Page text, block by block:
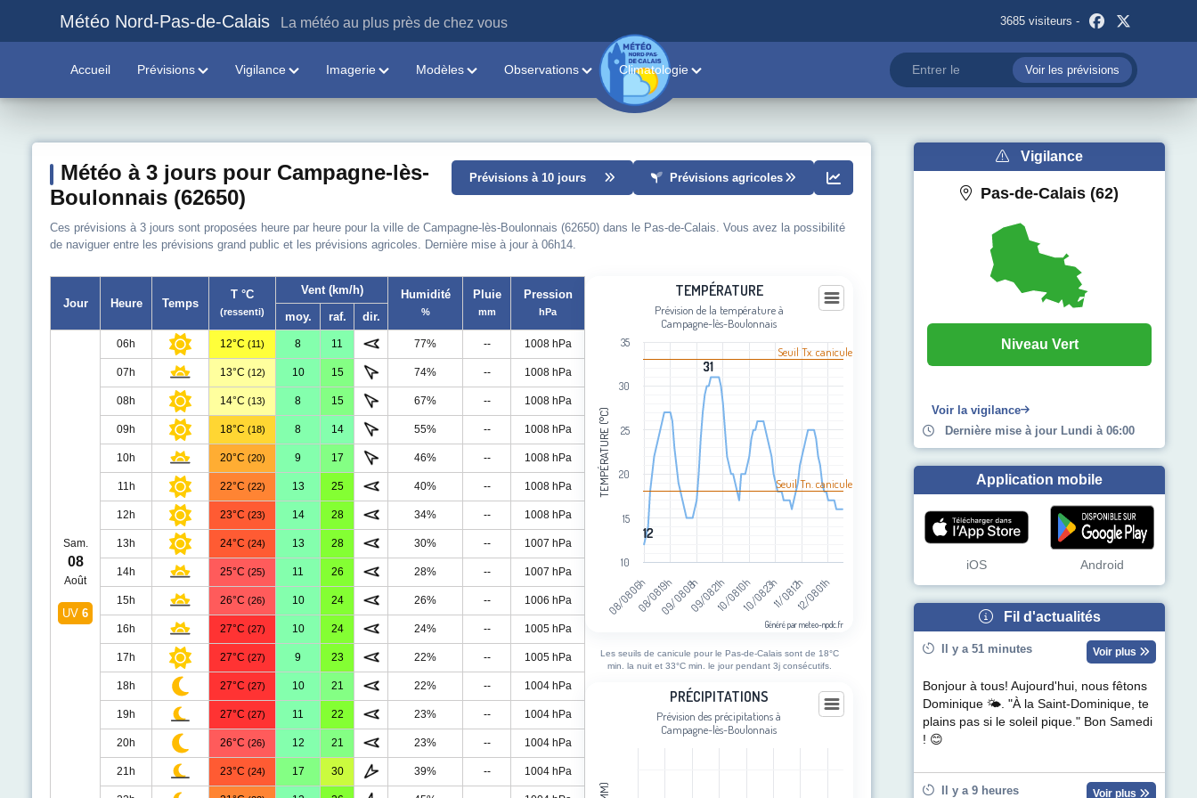
Météo Nord-Pas-de-Calais La météo au plus près de chez vous 3685 visiteurs -
Accueil Prévisions Vigilance Imagerie Modèles Observations Climatologie Voir les prévisions
Météo à 3 jours pour Campagne-lès-
Boulonnais (62650)
Prévisions à 10 jours Prévisions agricoles
Ces prévisions à 3 jours sont proposées heure par heure pour la ville de Campagne-lès-Boulonnais (62650) dans le Pas-de-Calais. Vous avez la possibilité
de naviguer entre les prévisions grand public et les prévisions agricoles. Dernière mise à jour à 06h14.
Jour Heure Temps
T °C
(ressenti)
Vent (km/h) Humidité
%
Pluie
mm
Pression
hPa
moy. raf. dir.
Sam.
08
Août
UV 6
06h 12°C (11) 8 11 77% -- 1008 hPa
07h 13°C (12) 10 15 74% -- 1008 hPa
08h 14°C (13) 8 15 67% -- 1008 hPa
09h 18°C (18) 8 14 55% -- 1008 hPa
10h 20°C (20) 9 17 46% -- 1008 hPa
11h 22°C (22) 13 25 40% -- 1008 hPa
12h 23°C (23) 14 28 34% -- 1008 hPa
13h 24°C (24) 13 28 30% -- 1007 hPa
14h 25°C (25) 11 26 28% -- 1007 hPa
15h 26°C (26) 10 24 26% -- 1006 hPa
16h 27°C (27) 10 24 24% -- 1005 hPa
17h 27°C (27) 9 23 22% -- 1005 hPa
18h 27°C (27) 10 21 22% -- 1004 hPa
19h 27°C (27) 11 22 23% -- 1004 hPa
20h 26°C (26) 12 21 23% -- 1004 hPa
21h 23°C (24) 17 30 39% -- 1004 hPa
Line chart with 99 data points.
Prévision de la température à Campagne-lès-Boulonnais
The chart has 1 X axis displaying categories.
The chart has 1 Y axis displaying Température (°C). Data ranges from 12 to 31.
TEMPÉRATURE (°C)
TEMPÉRATURE
Prévision de la température à
Campagne-lès-Boulonnais
12
12
31
31
08/08 06h08/08 19h09/08 08h09/08 21h10/08 10h10/08 23h11/08 12h12/08 01h
10
15
20
25
30
35
Généré par meteo-npdc.fr
Seuil Tx. canicule
Seuil Tn. canicule
Les seuils de canicule pour le Pas-de-Calais sont de 18°C
min. la nuit et 33°C min. le jour pendant 3j consécutifs.
Bar chart with 99 bars.
Prévision des précipitations à Campagne-lès-Boulonnais
The chart has 1 X axis displaying categories.
PRÉCIPITATIONS
Prévision des précipitations à
Campagne-lès-Boulonnais
Vigilance
Pas-de-Calais (62)
Niveau Vert
Voir la vigilance
Dernière mise à jour Lundi à 06:00
Application mobile
iOS Android
Fil d'actualités
Il y a 51 minutes Voir plus
Bonjour à tous! Aujourd'hui, nous fêtons
Dominique 🌤. "À la Saint-Dominique, te
plains pas si le soleil pique." Bon Samedi
! 😊
Il y a 9 heures Voir plus